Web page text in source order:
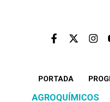
PORTADA
AGROQUÍMICOS